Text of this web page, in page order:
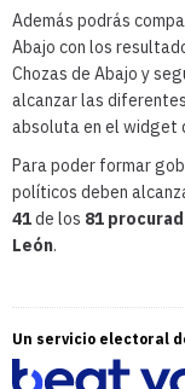
Además podrás
Abajo con los
Chozas de Abajo y
alcanzar las
absoluta en el widget
Para poder formar
políticos deben
41de los 81
León.
Un servicio electoral